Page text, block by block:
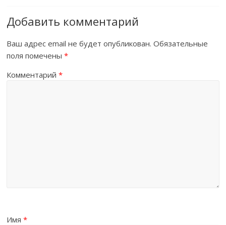
Добавить комментарий
Ваш адрес email не будет опубликован. Обязательные
поля помечены*
Комментарий*
Имя*